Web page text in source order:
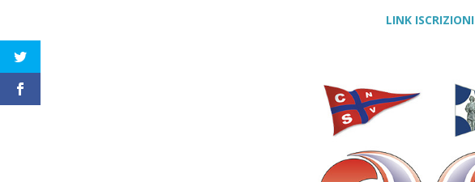
LINK ISCRIZIONI